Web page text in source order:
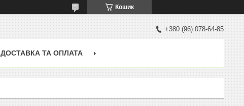
Кошик
+380 (96) 078-64-85
ДОСТАВКА ТА ОПЛАТА